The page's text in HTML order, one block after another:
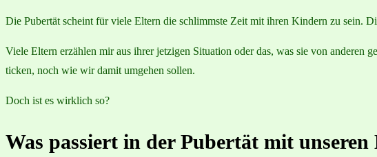
Die Pubertät scheint für viele Eltern die schlimmste Zeit mit ihren Kindern zu sein.
Viele Eltern erzählen mir aus ihrer jetzigen Situation oder das, was sie von anderen
ticken, noch wie wir damit umgehen sollen.
Doch ist es wirklich so?
Was passiert in der Pubertät mit